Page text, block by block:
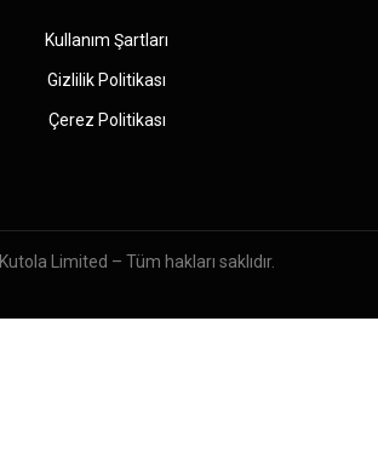
Kullanım Şartları
Gizlilik Politikası
Çerez Politikası
Kutola Limited – Tüm hakları saklıdır.